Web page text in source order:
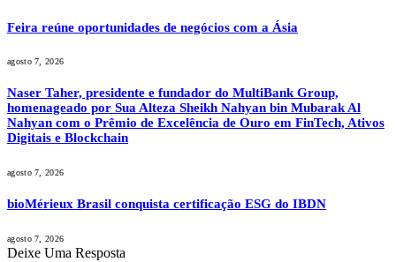
Feira reúne oportunidades de negócios com a Ásia
agosto 7, 2026
Naser Taher, presidente e fundador do MultiBank Group,
homenageado por Sua Alteza Sheikh Nahyan bin Mubarak Al
Nahyan com o Prêmio de Excelência de Ouro em FinTech, Ativos
Digitais e Blockchain
agosto 7, 2026
bioMérieux Brasil conquista certificação ESG do IBDN
agosto 7, 2026
Deixe Uma Resposta